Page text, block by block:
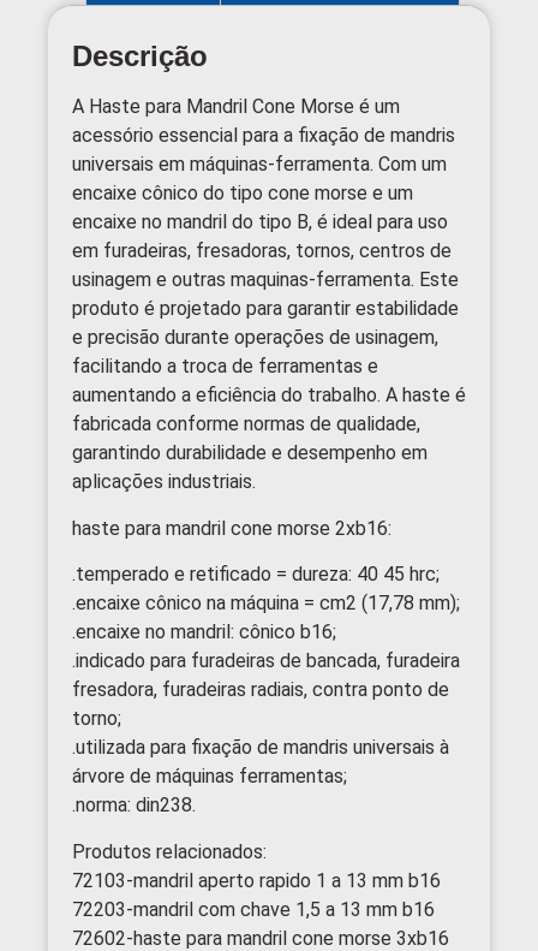
Descrição
A Haste para Mandril Cone Morse é um
acessório essencial para a fixação de mandris
universais em máquinas-ferramenta. Com um
encaixe cônico do tipo cone morse e um
encaixe no mandril do tipo B, é ideal para uso
em furadeiras, fresadoras, tornos, centros de
usinagem e outras maquinas-ferramenta. Este
produto é projetado para garantir estabilidade
e precisão durante operações de usinagem,
facilitando a troca de ferramentas e
aumentando a eficiência do trabalho. A haste é
fabricada conforme normas de qualidade,
garantindo durabilidade e desempenho em
aplicações industriais.
haste para mandril cone morse 2xb16:
.temperado e retificado = dureza: 40 45 hrc;
.encaixe cônico na máquina = cm2 (17,78 mm);
.encaixe no mandril: cônico b16;
.indicado para furadeiras de bancada, furadeira
fresadora, furadeiras radiais, contra ponto de
torno;
.utilizada para fixação de mandris universais à
árvore de máquinas ferramentas;
.norma: din238.
Produtos relacionados:
72103-mandril aperto rapido 1 a 13 mm b16
72203-mandril com chave 1,5 a 13 mm b16
72602-haste para mandril cone morse 3xb16